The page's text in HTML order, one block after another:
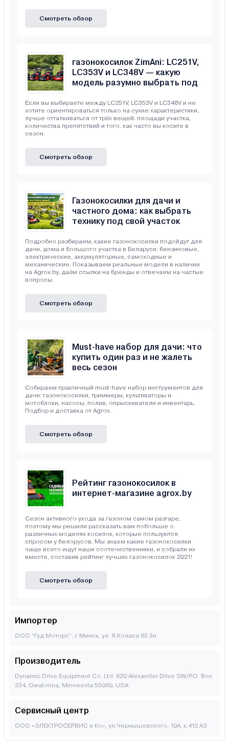
Смотреть обзор
газонокосилок ZimAni: LC251V,
LC353V и LC348V — какую
модель разумно выбрать под
Если вы выбираете между LC251V, LC353V и LC348V и не
хотите ориентироваться только на сухие характеристики,
лучше отталкиваться от трёх вещей: площади участка,
количества препятствий и того, как часто вы косите в
сезон.
Смотреть обзор
Газонокосилки для дачи и
частного дома: как выбрать
технику под свой участок
Подробно разбираем, какие газонокосилки подойдут для
дачи, дома и большого участка в Беларуси: бензиновые,
электрические, аккумуляторные, самоходные и
механические. Показываем реальные модели в наличии
на Agrox.by, даём ссылки на бренды и отвечаем на частые
вопросы.
Смотреть обзор
Must-have набор для дачи: что
купить один раз и не жалеть
весь сезон
Собираем практичный must-have набор инструментов для
дачи: газонокосилки, триммеры, культиваторы и
мотоблоки, насосы, полив, опрыскиватели и инвентарь.
Подбор и доставка от Agrox.
Смотреть обзор
Рейтинг газонокосилок в
интернет-магазине agrox.by
Сезон активного ухода за газоном самом разгаре,
поэтому мы решили рассказать вам побольше о
различных моделях косилок, которые пользуются
спросом у белорусов. Мы знаем какие газонокосилки
чаще всего ищут наши соотечественники, и собрали их
вместе, составив рейтинг лучших газонокосилок 2021!
Смотреть обзор
Импортер
ООО “Гуд Моторс”, г. Минск, ул. Я.Коласа 63 3н
Производитель
Dynamic Drive Equipment Co. Ltd. 620 Alexander Drive SW/P.O. Box
334, Owatonna, Minnesota 55060, USA
Сервисный центр
ООО «ЭЛЕКТРОСЕРВИС и Ко», ул.Чернышевского, 10А, к.412 АЗ